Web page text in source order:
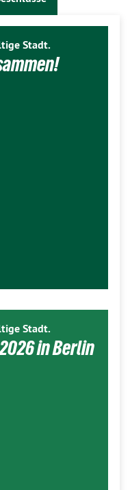
Stadt.
Stadt.
in Berlin